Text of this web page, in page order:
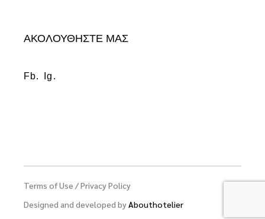
ΑΚΟΛΟΥΘΗΣΤΕ ΜΑΣ
Fb. Ig.
Terms of Use /Privacy Policy
Designed and developed byAbouthotelier